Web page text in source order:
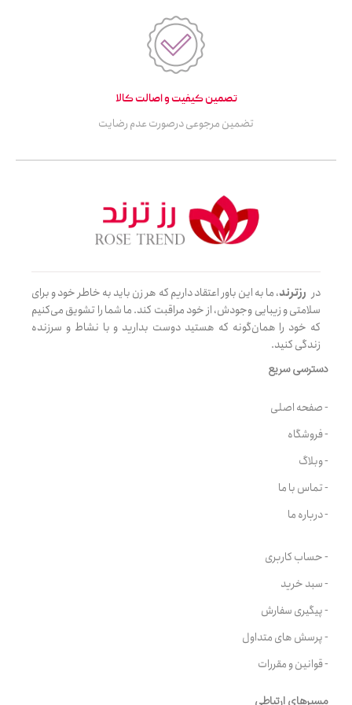
تصمین کیفیت و اصالت کالا
تضمین مرجوعی درصورت عدم رضایت
در رزترند، ما به این باور اعتقاد داریم که هر زن باید به خاطر خود و برای
سلامتی و زیبایی وجودش، از خود مراقبت کند. ما شما را تشویق می‌کنیم
که خود را همان‌گونه که هستید دوست بدارید و با نشاط و سرزنده
زندگی کنید.
دسترسی سریع
- صفحه اصلی
- فروشگاه
- وبلاگ
- تماس با ما
- درباره ما
- حساب کاربری
- سبد خرید
- پیگیری سفارش
- پرسش های متداول
- قوانین و مقررات